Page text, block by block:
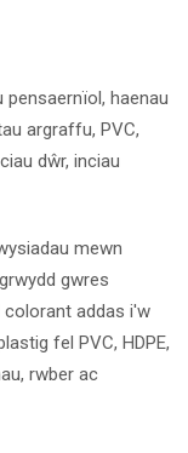
haenau
argraffu, PVC,
dŵr, inciau
mewn
gwres
colorant addas i'w
fel PVC, HDPE,
rwber ac